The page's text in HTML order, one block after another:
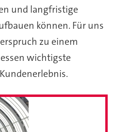
und langfristige
können. Für uns
zu einem
wichtigste